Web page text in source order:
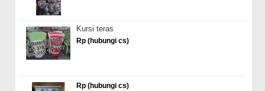
Kursi teras
Rp (hubungi cs)
Rp (hubungi cs)